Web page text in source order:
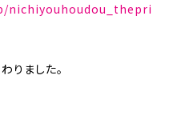
nichiyouhoudou_thepri
りました。